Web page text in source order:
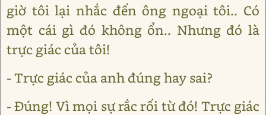
giờ tôi lại nhắc đến ông ngoại tôi.. Có
một cái gì đó không ổn.. Nhưng đó là
trực giác của tôi!
- Trực giác của anh đúng hay sai?
- Đúng! Vì mọi sự rắc rối từ đó! Trực giác